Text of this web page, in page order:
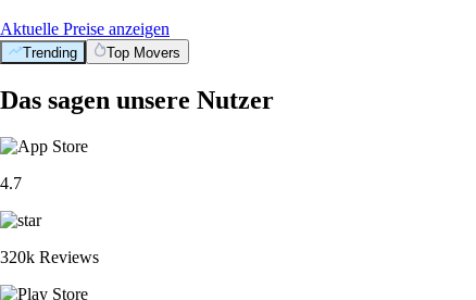
Aktuelle Preise anzeigen
Trending Top Movers
Das sagen unsere Nutzer
4.7
320k Reviews